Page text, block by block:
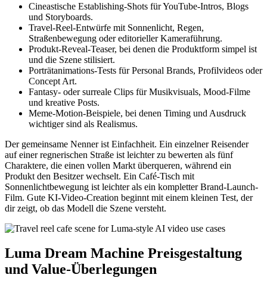
Cineastische Establishing-Shots für YouTube-Intros, Blogs
und Storyboards.
Travel-Reel-Entwürfe mit Sonnenlicht, Regen,
Straßenbewegung oder editorieller Kameraführung.
Produkt-Reveal-Teaser, bei denen die Produktform simpel ist
und die Szene stilisiert.
Porträtanimations-Tests für Personal Brands, Profilvideos oder
Concept Art.
Fantasy- oder surreale Clips für Musikvisuals, Mood-Filme
und kreative Posts.
Meme-Motion-Beispiele, bei denen Timing und Ausdruck
wichtiger sind als Realismus.
Der gemeinsame Nenner ist Einfachheit. Ein einzelner Reisender
auf einer regnerischen Straße ist leichter zu bewerten als fünf
Charaktere, die einen vollen Markt überqueren, während ein
Produkt den Besitzer wechselt. Ein Café-Tisch mit
Sonnenlichtbewegung ist leichter als ein kompletter Brand-Launch-
Film. Gute KI-Video-Creation beginnt mit einem kleinen Test, der
dir zeigt, ob das Modell die Szene versteht.
Luma Dream Machine Preisgestaltung
und Value-Überlegungen